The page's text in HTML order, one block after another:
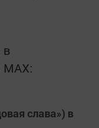
в
MАХ:
слава») в